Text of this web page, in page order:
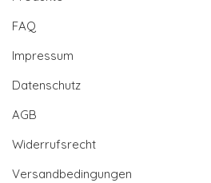
FAQ
Impressum
Datenschutz
AGB
Widerrufsrecht
Versandbedingungen